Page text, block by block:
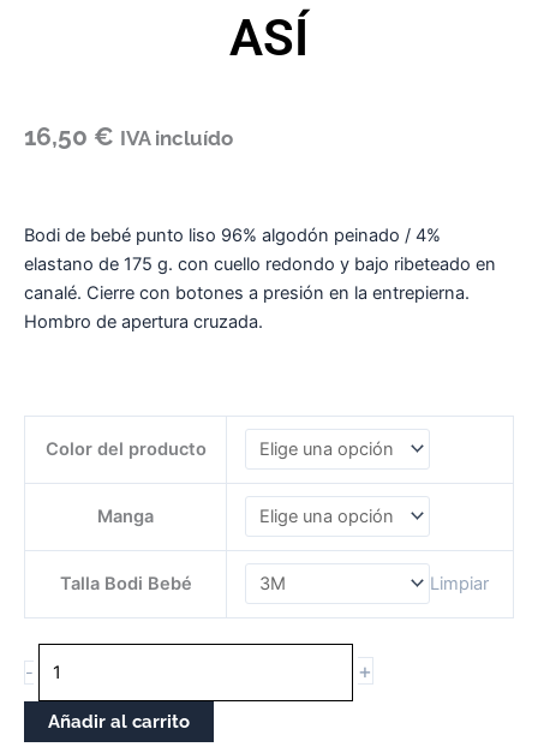
ASÍ
16,50 € IVA incluído
Bodi de bebé punto liso 96% algodón peinado / 4%
elastano de 175 g. con cuello redondo y bajo ribeteado en
canalé. Cierre con botones a presión en la entrepierna.
Hombro de apertura cruzada.
Color del producto
Manga
Talla Bodi Bebé Limpiar
-
XA
A
ASÍ
+
Añadir al carrito